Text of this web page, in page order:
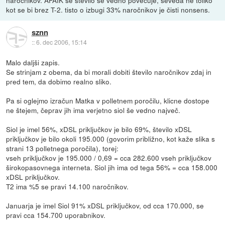
kot se bi brez T-2. tisto o izbugi 33% naročnikov je čisti nonsens.
sznn
::6. dec 2006, 15:14
Malo daljši zapis.
Se strinjam z obema, da bi morali dobiti število naročnikov zdaj in
pred tem, da dobimo realno sliko.
Pa si oglejmo izračun Matka v polletnem poročilu, klicne dostope
ne štejem, čeprav jih ima verjetno siol še vedno največ.
Siol je imel 56%, xDSL priključkov je bilo 69%, število xDSL
priključkov je bilo okoli 195.000 (govorim približno, kot kaže slika s
strani 13 polletnega poročila), torej:
vseh priključkov je 195.000 / 0,69 = cca 282.600 vseh priključkov
širokopasovnega interneta. Siol jih ima od tega 56% = cca 158.000
xDSL priključkov.
T2 ima %5 se pravi 14.100 naročnikov.
Januarja je imel Siol 91% xDSL priključkov, od cca 170.000, se
pravi cca 154.700 uporabnikov.